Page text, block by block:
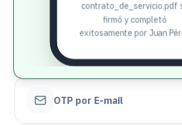
contrato_de_servicio.pdf
firmó y completó
exitosamente por Juan
OTP por E-mail